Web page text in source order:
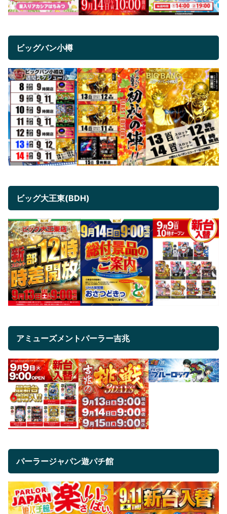
ビッグバン小樽
ビッグ大王東(BDH)
アミューズメントパーラー吉兆
パーラージャパン遊パチ館